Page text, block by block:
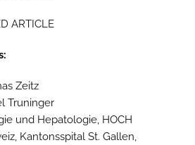
ARTICLE
Zeitz
Truninger
und Hepatologie, HOCH
Kantonsspital St. Gallen,